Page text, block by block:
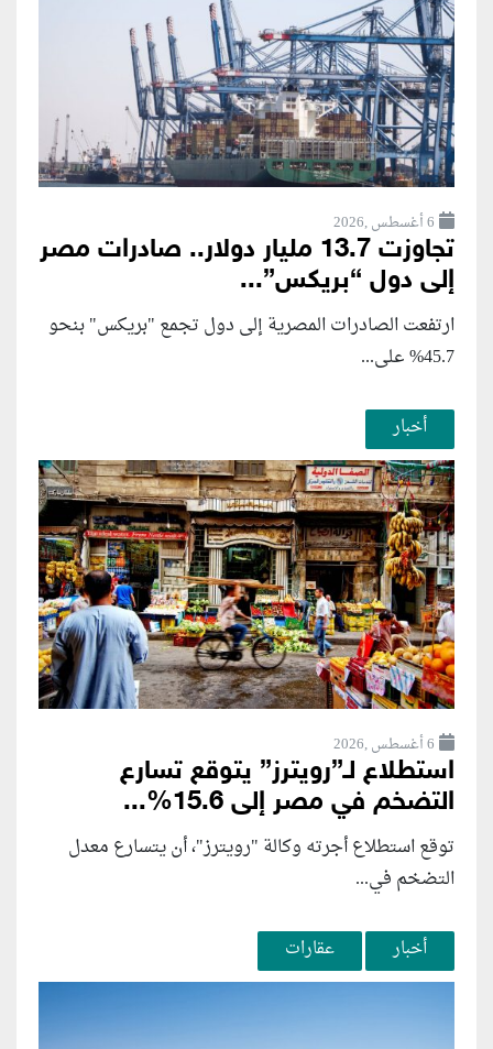
6 أغسطس ,2026
تجاوزت 13.7 مليار دولار.. صادرات مصر
إلى دول “بريكس”...
ارتفعت الصادرات المصرية إلى دول تجمع "بريكس" بنحو
45.7% على...
أخبار
6 أغسطس ,2026
استطلاع لـ”رويترز” يتوقع تسارع
التضخم في مصر إلى 15.6%...
توقع استطلاع أجرته وكالة "رويترز"، أن يتسارع ‌معدل
التضخم في...
أخبار عقارات